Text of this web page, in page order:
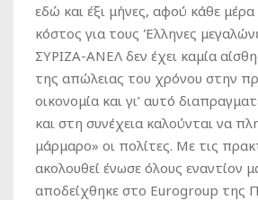
εδώ και έξι μήνες, αφού κάθε
κόστος για τους Έλληνες
ΣΥΡΙΖΑ-ΑΝΕΛ δεν έχει καμία
της απώλειας του χρόνου στην
οικονομία και γι’ αυτό
και στη συνέχεια καλούνται να
μάρμαρο» οι πολίτες. Με τις
ακολουθεί ένωσε όλους εναντίον
αποδείχθηκε στο Eurogroup της